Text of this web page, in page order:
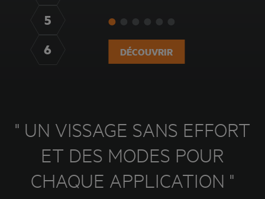
5
6
DÉCOUVRIR
" UN VISSAGE SANS EFFORT
ET DES MODES POUR
CHAQUE APPLICATION "